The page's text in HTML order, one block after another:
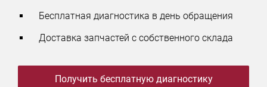
Бесплатная диагностика в день обращения
Доставка запчастей с собственного склада
Получить бесплатную диагностику